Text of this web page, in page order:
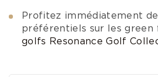
Profitez immédiatement
préférentiels sur les green
golfs Resonance Golf